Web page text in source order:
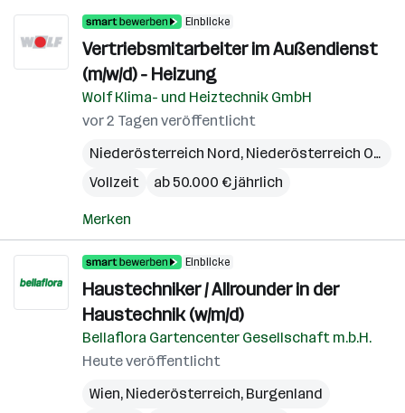
Burgenland
Einblicke
Vertriebsmitarbeiter im Außendienst
(m/w/d) - Heizung
Wolf Klima- und Heiztechnik GmbH
vor 2 Tagen veröffentlicht
Niederösterreich Nord, Niederösterreich Ost
Vollzeit
ab 50.000 € jährlich
Merken
Einblicke
Haustechniker / Allrounder in der
Haustechnik (w/m/d)
Bellaflora Gartencenter Gesellschaft m.b.H.
Heute veröffentlicht
Wien, Niederösterreich, Burgenland